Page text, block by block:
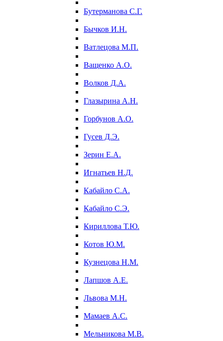
Бутерманова С.Г.
Бычков И.Н.
Ватлецова М.П.
Ващенко А.О.
Волков Д.А.
Глазырина А.Н.
Горбунов А.О.
Гусев Д.Э.
Зерин Е.А.
Игнатьев Н.Д.
Кабайло С.А.
Кабайло С.Э.
Кириллова Т.Ю.
Котов Ю.М.
Кузнецова Н.М.
Лапшов А.Е.
Львова М.Н.
Мамаев А.С.
Мельникова М.В.